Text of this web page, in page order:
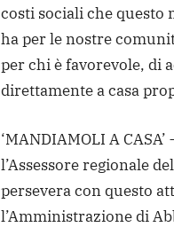
costi sociali che questo
ha per le nostre
per chi è favorevole, di
direttamente a casa
‘MANDIAMOLI A
l’Assessore regionale
persevera con questo
l’Amministrazione di